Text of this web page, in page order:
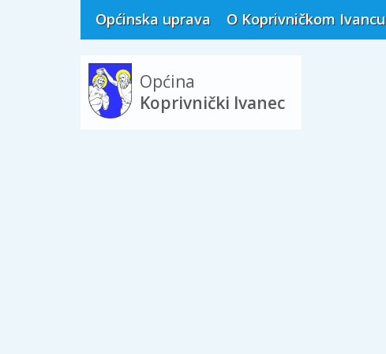
Općinska uprava O Koprivničkom Ivancu
Općina
Koprivnički Ivanec